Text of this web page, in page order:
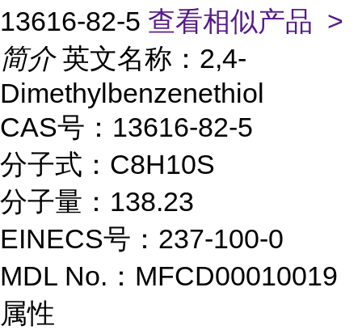
13616-82-5 查看相似产品 >
简介 英文名称：2,4-
Dimethylbenzenethiol
CAS号：13616-82-5
分子式：C8H10S
分子量：138.23
EINECS号：237-100-0
MDL No.：MFCD00010019
属性